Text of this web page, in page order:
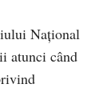
Național
atunci când